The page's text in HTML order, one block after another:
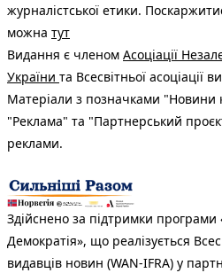
журналістської етики.
можна тут
Видання є членом Асоціації
України та Всесвітньої асоціації
Матеріали з позначками "Новини
"Реклама" та "Партнерський
реклами.
Здійснено за підтримки
Демократія», що реалізується
видавців новин (WAN-IFRA) у